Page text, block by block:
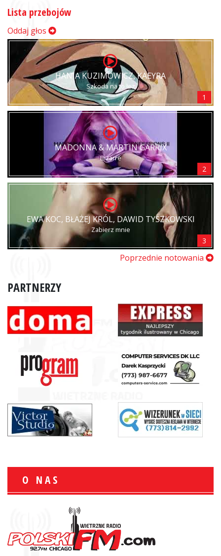
Lista przebojów
Oddaj głos
HANIA KUZIMOWICZ, KAEYRA
Szkoda na to łez
1
MADONNA & MARTIN GARRIX
Bizarre
2
EWA KOC, BŁAŻEJ KRÓL, DAWID TYSZKOWSKI
Zabierz mnie
3
Poprzednie notowania
PARTNERZY
O NAS